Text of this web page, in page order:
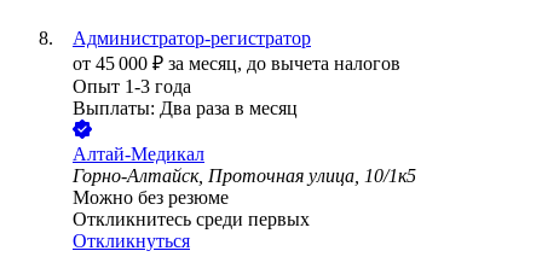
Администратор-регистратор
от 45 000 ₽ за месяц, до вычета налогов
Опыт 1-3 года
Выплаты: Два раза в месяц
Алтай-Медикал
Горно-Алтайск, Проточная улица, 10/1к5
Можно без резюме
Откликнитесь среди первых
Откликнуться